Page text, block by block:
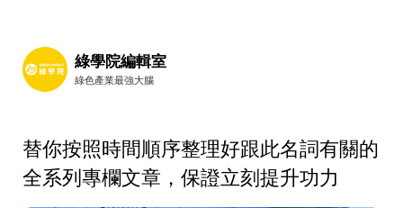
綠學院編輯室
綠色產業最強大腦
替你按照時間順序整理好跟此名詞有關的
全系列專欄文章，保證立刻提升功力